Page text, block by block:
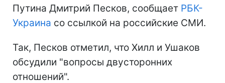
Путина Дмитрий Песков, сообщает РБК-
Украина со ссылкой на российские СМИ.
Так, Песков отметил, что Хилл и Ушаков
обсудили "вопросы двусторонних
отношений".